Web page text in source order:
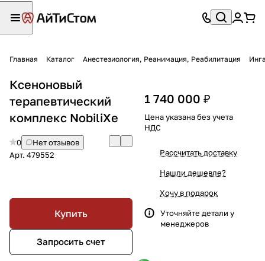
Главная Каталог Анестезиология, Реанимация, Реабилитация
Ксеноновый
терапевтический
комплекс NobiliXe
0
Нет отзывов
Арт. 479552
Купить
Запросить счет
1 740 000 ₽
Цена указана без учета
НДС
Рассчитать доставку
Нашли дешевле?
Хочу в подарок
Уточняйте детали у
менеджеров